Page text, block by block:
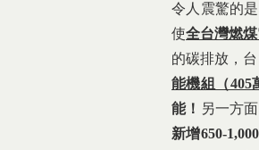
令人震驚的
使全台灣燃
的碳排放，
能機組（405
能！ 另一方面
新增650-1,000